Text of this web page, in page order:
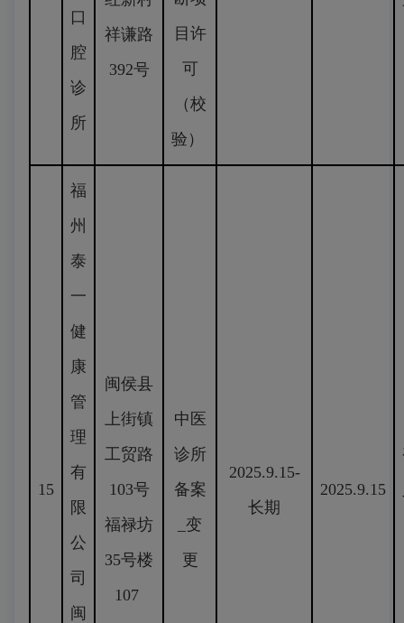
口
腔
诊
所
祥谦路
392号
目许
可
（校
验）
15
福
州
泰
一
健
康
管
理
有
限
公
司
闽
闽侯县
上街镇
工贸路
103号
福禄坊
35号楼
107
中医
诊所
备案
_变
更
2025.9.15-
长期
2025.9.15